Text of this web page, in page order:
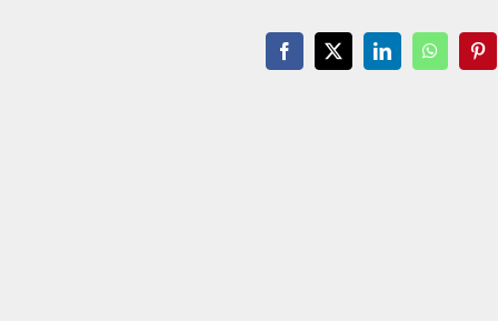
Facebook
X LinkedIn